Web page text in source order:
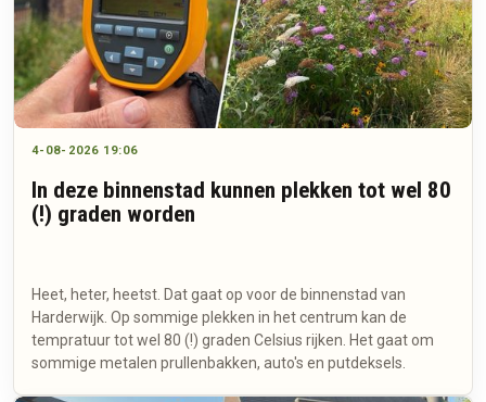
4-08-2026 19:06
In deze binnenstad kunnen plekken tot wel 80
(!) graden worden
Heet, heter, heetst. Dat gaat op voor de binnenstad van
Harderwijk. Op sommige plekken in het centrum kan de
tempratuur tot wel 80 (!) graden Celsius rijken. Het gaat om
sommige metalen prullenbakken, auto's en putdeksels.